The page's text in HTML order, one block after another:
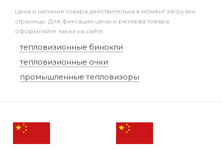
Цена и наличие товара действительна в момент загрузки
страницы. Для фиксации цены и резерва товара
оформляйте заказ на сайте.
тепловизионные бинокли
тепловизионные очки
промышленные тепловизоры